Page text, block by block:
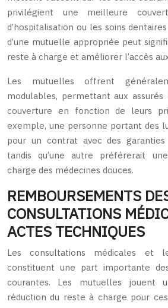
privilégient une meilleure
d’hospitalisation ou les soins
d’une mutuelle appropriée peut
reste à charge et améliorer l’accès
Les mutuelles offrent
modulables, permettant aux
couverture en fonction de leurs
exemple, une personne portant des
pour un contrat avec des garanties
tandis qu’une autre préférerait
charge des médecines douces.
REMBOURSEMENTS
CONSULTATIONS
ACTES TECHNIQUES
Les consultations médicales et
constituent une part importante
courantes. Les mutuelles
réduction du reste à charge pour